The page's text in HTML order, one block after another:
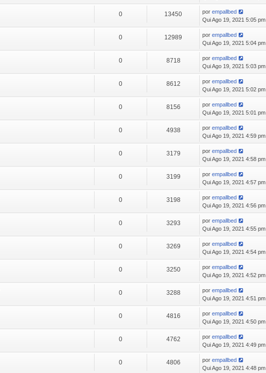
0 13450 porempallbed
Qui Ago 19, 2021 5:05 pm
0 12989 porempallbed
Qui Ago 19, 2021 5:04 pm
0 8718 porempallbed
Qui Ago 19, 2021 5:03 pm
0 8612 porempallbed
Qui Ago 19, 2021 5:02 pm
0 8156 porempallbed
Qui Ago 19, 2021 5:01 pm
0 4938 porempallbed
Qui Ago 19, 2021 4:59 pm
0 3179 porempallbed
Qui Ago 19, 2021 4:58 pm
0 3199 porempallbed
Qui Ago 19, 2021 4:57 pm
0 3198 porempallbed
Qui Ago 19, 2021 4:56 pm
0 3293 porempallbed
Qui Ago 19, 2021 4:55 pm
0 3269 porempallbed
Qui Ago 19, 2021 4:54 pm
0 3250 porempallbed
Qui Ago 19, 2021 4:52 pm
0 3288 porempallbed
Qui Ago 19, 2021 4:51 pm
0 4816 porempallbed
Qui Ago 19, 2021 4:50 pm
0 4762 porempallbed
Qui Ago 19, 2021 4:49 pm
0 4806 porempallbed
Qui Ago 19, 2021 4:48 pm